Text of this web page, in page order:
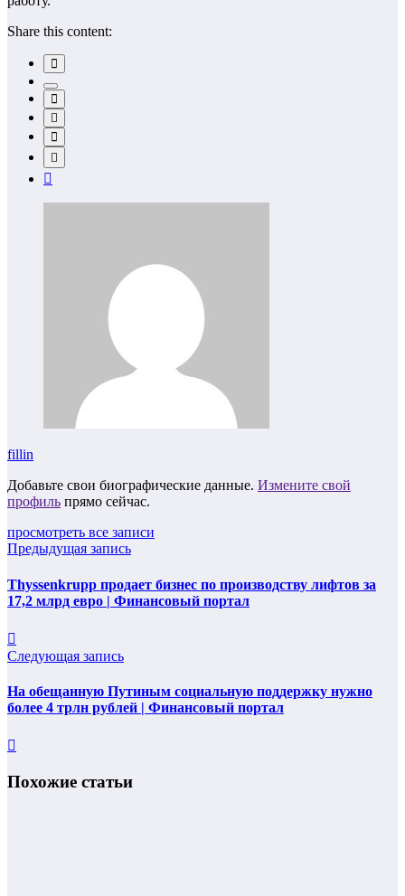
Share this content:
fillin
Добавьте свои биографические данные. Измените свой
профиль прямо сейчас.
просмотреть все записи
Предыдущая запись
Thyssenkrupp продает бизнес по производству лифтов за
17,2 млрд евро | Финансовый портал
Следующая запись
На обещанную Путиным социальную поддержку нужно
более 4 трлн рублей | Финансовый портал
Похожие статьи